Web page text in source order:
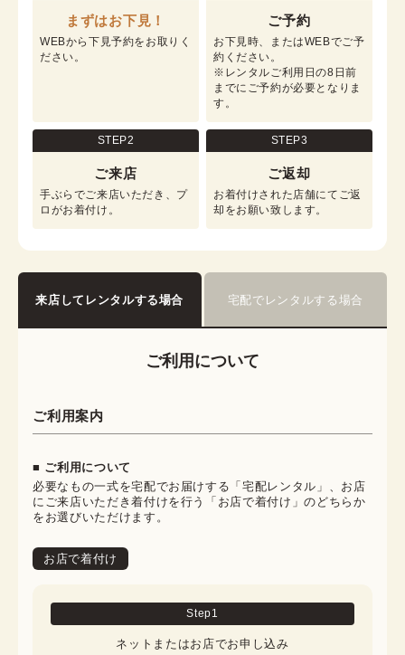
まずはお下見！
WEBから下見予約をお取りく
ださい。
ご予約
お下見時、またはWEBでご予
約ください。
※レンタルご利用日の8日前
までにご予約が必要となりま
す。
STEP2
ご来店
手ぶらでご来店いただき、プ
ロがお着付け。
STEP3
ご返却
お着付けされた店舗にてご返
却をお願い致します。
来店してレンタルする場合 宅配でレンタルする場合
ご利用について
ご利用案内
■ ご利用について
必要なもの一式を宅配でお届けする「宅配レンタル」、お店
にご来店いただき着付けを行う「お店で着付け」のどちらか
をお選びいただけます。
お店で着付け
Step1
ネットまたはお店でお申し込み